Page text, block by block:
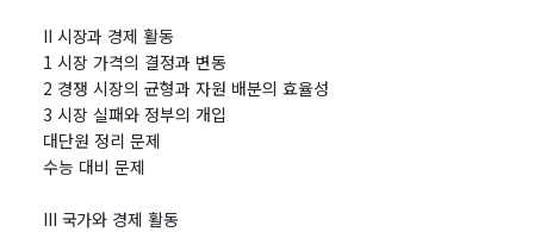
II 시장과 경제 활동
1 시장 가격의 결정과 변동
2 경쟁 시장의 균형과 자원 배분의 효율성
3 시장 실패와 정부의 개입
대단원 정리 문제
수능 대비 문제
III 국가와 경제 활동